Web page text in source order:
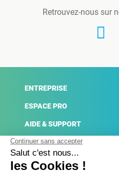
Retrouvez-nous sur
ENTREPRISE
ESPACE PRO
AIDE & SUPPORT
ACTUALITÉS